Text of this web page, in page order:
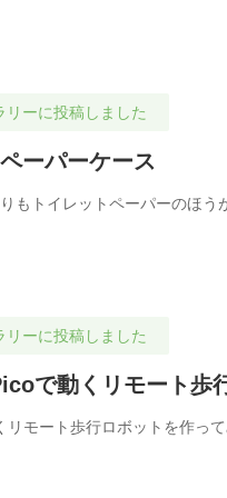
リーに投稿しました
ーパーケース
もトイレットペーパーのほ
リーに投稿しました
で動くリモート歩
リモート歩行ロボットを作っ